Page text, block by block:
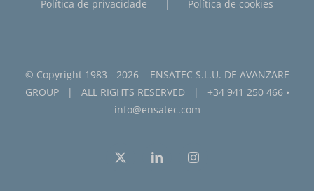
Política de privacidade
Política de cookies
© Copyright 1983 - 2026 ENSATEC S.L.U. DE AVANZARE
GROUP| ALL RIGHTS RESERVED | +34 941 250 466 •
info@ensatec.com
X LinkedInInstagram